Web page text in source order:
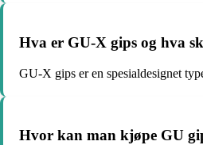
Hva er GU-X gips og hva
GU-X gips er en spesialdesignet
Hvor kan man kjøpe GU